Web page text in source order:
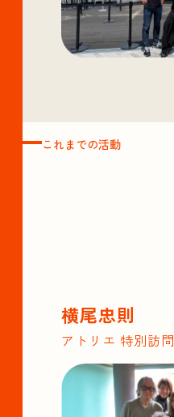
これまでの活動
横尾忠則
アトリエ 特別訪問